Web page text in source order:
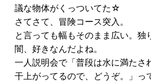
議な物体がくっついてた☆
さてさて、冒険コース突入。
と言っても幅もそのまま広い。独
闇、好きなんだよね。
一人説明会で「普段は水に満たさ
干上がってるので、どうぞ。」っ